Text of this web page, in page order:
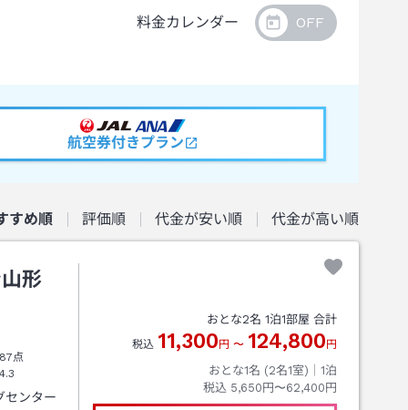
料金カレンダー
航空券付きプラン
すめ順 評価順 代金が安い順 代金が高い順
形
点
センター
おとな2名 1泊1部屋 合計
税込 11,300 円 〜 124,800 円
おとな1名 (2名1室)｜ 1泊
税込 5,650円〜62,400円